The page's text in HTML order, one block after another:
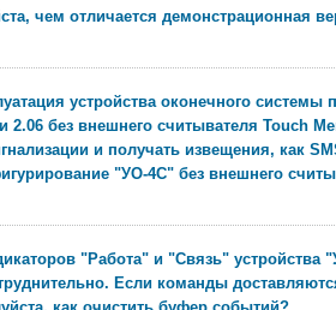
чем отличается демонстрационная
устройства оконечного
2.06 без внешнего считывателя Touch
и получать извещения, как
"УО-4С" без внешнего
"Работа" и "Связь" устройства
Если команды